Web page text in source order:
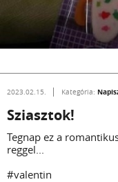
2023.02.15. Kategória:
Sziasztok!
Tegnap ez a
reggel...
#valentin